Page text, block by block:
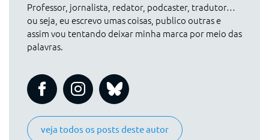
Professor, jornalista, redator, podcaster, tradutor…
ou seja, eu escrevo umas coisas, publico outras e
assim vou tentando deixar minha marca por meio das
palavras.
veja todos os posts deste autor